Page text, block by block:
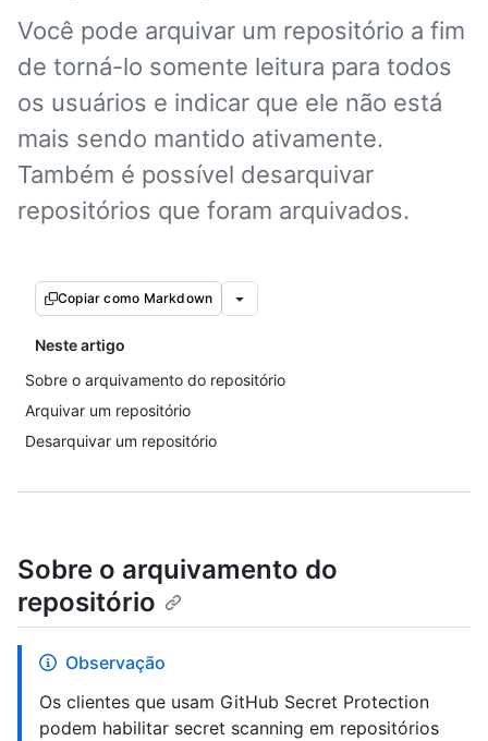
Você pode arquivar um repositório a fim
de torná-lo somente leitura para todos
os usuários e indicar que ele não está
mais sendo mantido ativamente.
Também é possível desarquivar
repositórios que foram arquivados.
Copiar como Markdown
Neste artigo
Sobre o arquivamento do repositório
Arquivar um repositório
Desarquivar um repositório
Sobre o arquivamento do
repositório
Observação
Os clientes que usam GitHub Secret Protection
podem habilitar secret scanning em repositórios